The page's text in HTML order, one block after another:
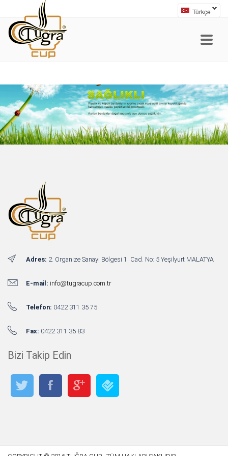
Türkçe
Adres: 2. Organize Sanayi Bölgesi 1. Cad. No: 5 Yeşilyurt MALATYA
E-mail: info@tugracup.com.tr
Telefon: 0422 311 35 75
Fax: 0422 311 35 83
Bizi Takip Edin